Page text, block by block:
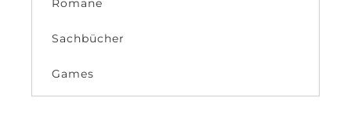
Romane
Sachbücher
Games